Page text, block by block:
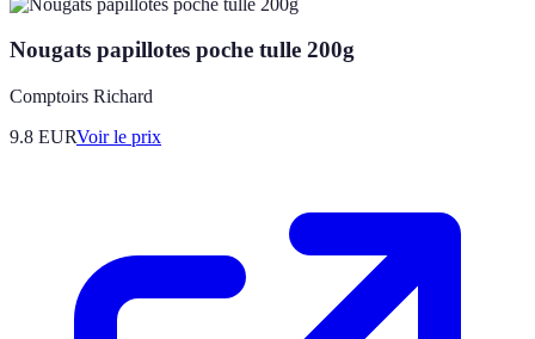
Nougats papillotes poche tulle 200g
Comptoirs Richard
9.8 EURVoir le prix